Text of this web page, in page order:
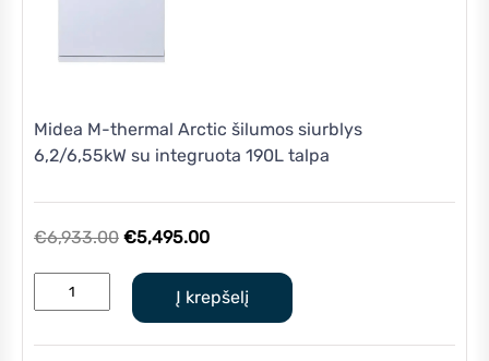
Midea M-thermal Arctic šilumos siurblys
6,2/6,55kW su integruota 190L talpa
€6,933.00 Original
was:
€6,933.00.
€5,495.00Current
is:
€5,495.00.
produkto
kiekis:
Į krepšelį